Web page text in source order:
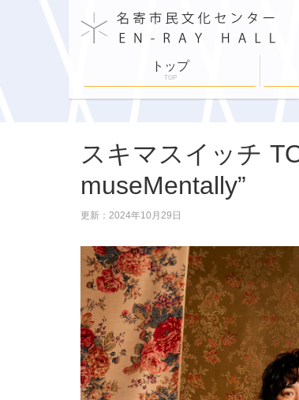
トップ
TOP
スキマスイッチ
museMentally”
更新：2024年10月29日